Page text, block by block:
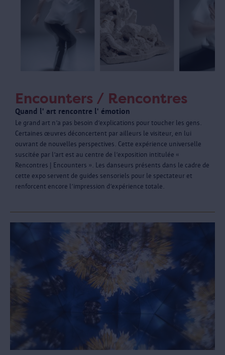
Encounters / Rencontres
Quand l' art rencontre l' émotion
Le grand art n’a pas besoin d’explications pour toucher les gens.
Certaines œuvres déconcertent par ailleurs le visiteur, en lui
ouvrant de nouvelles perspectives. Cette expérience universelle
suscitée par l’art est au centre de l’exposition intitulée «
Rencontres | Encounters ». Les danseurs présents dans le cadre de
cette expo servent de guides sensoriels pour le spectateur et
renforcent encore l’impression d’expérience totale.